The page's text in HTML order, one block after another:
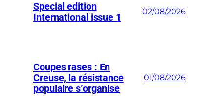
Special edition
International issue 1
02/08/2026
Coupes rases : En
Creuse, la résistance
populaire s’organise
01/08/2026